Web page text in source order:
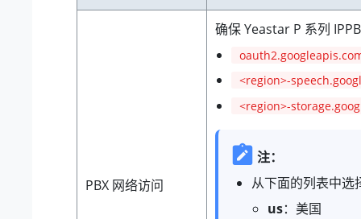
PBX 网络访问
确保Yeastar P 系列
<region>-
<region>-
注：
从下面的列表中
us：美国